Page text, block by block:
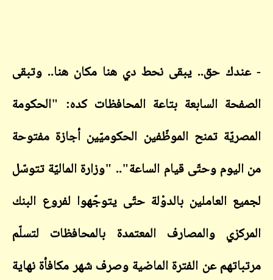
- عندك حق.. يبقى نحط دي هنا مكان هنا.. وتبقى
الصفحة السابعة بتاعة المحافظات كده: "الحكومة
المصريّة تمنح الموظّفين الحكوميّين أجازة مفتوحة
من اليوم وحتّى قيام الساعة".. "وزارة الماليّة تتوسّل
لجميع العاملين بالدوْلة حتّى يتوجّهوا لفروع البنك
المركزي والمصارف المعتمدة بالمحافظات لتسلّم
مرتباتهم عن الفترة الماضية وصرف شهر مكافأة نهاية